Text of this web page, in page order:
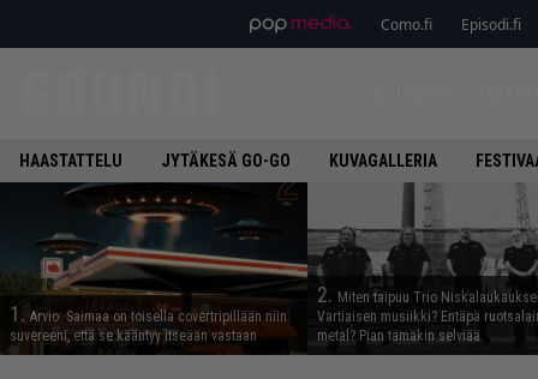
Como.fi Episodi.fi
HAASTATTELU JYTÄKESÄ GO-GO KUVAGALLERIA
1. Arvio: Saimaa on toisella covertripillään niin
suvereeni, että se kääntyy itseään vastaan
2. Miten taipuu Trio
Vartiaisen musiikki? Entäpä
metal? Pian tämäkin selviää